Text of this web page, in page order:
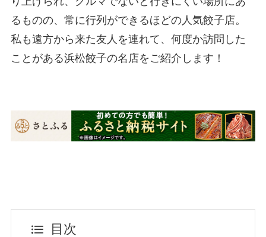
るものの、常に行列ができるほどの人気餃子店。
私も遠方から来た友人を連れて、何度か訪問した
ことがある浜松餃子の名店をご紹介します！
目次